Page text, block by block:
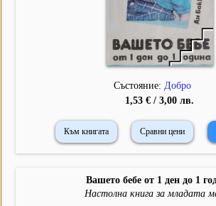
Състояние: Добро
1,53 € / 3,00 лв.
Към книгата Сравни цени
Вашето бебе от 1 ден до 1
Настолна книга за младата